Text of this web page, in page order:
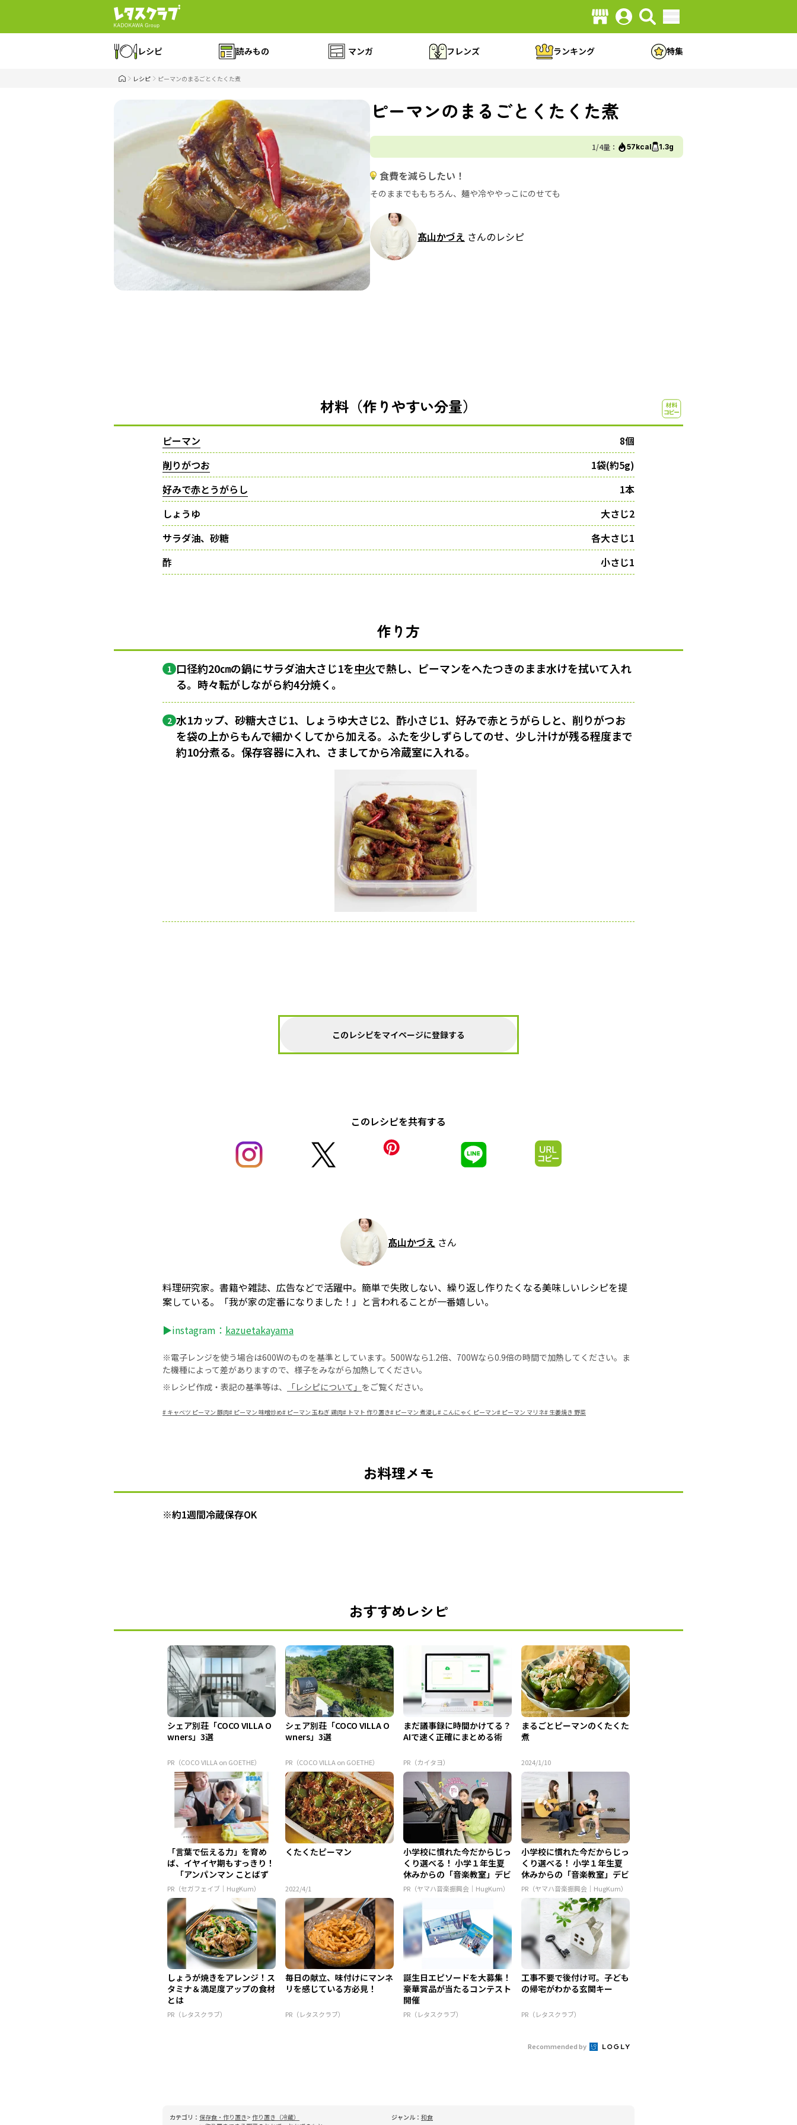
レシピ 読みもの マンガ フレンズ ランキング 特集
レシピ ピーマンのまるごとくたくた煮
ピーマンのまるごとくたくた煮
1/4量： 57kcal 1.3g
食費を減らしたい！
そのままでももちろん、麺や冷ややっこにのせても
髙山かづえ さんのレシピ
材料（作りやすい分量）
ピーマン
8個
削りがつお
1袋(約5g)
好みで赤とうがらし
1本
しょうゆ
大さじ2
サラダ油、砂糖
各大さじ1
酢
小さじ1
作り方
1 口径約20㎝の鍋にサラダ油大さじ1を中火で熱し、ピーマンをへたつきのまま水けを拭いて入れ
る。時々転がしながら約4分焼く。
2 水1カップ、砂糖大さじ1、しょうゆ大さじ2、酢小さじ1、好みで赤とうがらしと、削りがつお
を袋の上からもんで細かくしてから加える。ふたを少しずらしてのせ、少し汁けが残る程度まで
約10分煮る。保存容器に入れ、さましてから冷蔵室に入れる。
このレシピをマイページに登録する
このレシピを共有する
髙山かづえ さん
料理研究家。書籍や雑誌、広告などで活躍中。簡単で失敗しない、繰り返し作りたくなる美味しいレシピを提
案している。「我が家の定番になりました！」と言われることが一番嬉しい。
▶instagram： kazuetakayama
※電子レンジを使う場合は600Wのものを基準としています。500Wなら1.2倍、700Wなら0.9倍の時間で加熱してください。ま
た機種によって差がありますので、様子をみながら加熱してください。
※レシピ作成・表記の基準等は、
「レシピについて」 をご覧ください。
# キャベツ ピーマン 豚肉# ピーマン 味噌炒め# ピーマン 玉ねぎ 鶏肉# トマト 作り置き# ピーマン 煮浸し# こんにゃく ピーマン# ピーマン マリネ# 生姜焼き 野菜
お料理メモ
※約1週間冷蔵保存OK
おすすめレシピ
シェア別荘「COCO VILLA O
wners」3選
PR（COCO VILLA on GOETHE）
シェア別荘「COCO VILLA O
wners」3選
PR（COCO VILLA on GOETHE）
まだ議事録に時間かけてる？
AIで速く正確にまとめる術
PR（カイタヨ）
まるごとピーマンのくたくた
煮
2024/1/10
「言葉で伝える力」を育め
ば、イヤイヤ期もすっきり！
「アンパンマン ことばず
かん...
PR（セガフェイブ｜HugKum）
くたくたピーマン
2022/4/1
小学校に慣れた今だからじっ
くり選べる！ 小学１年生夏
休みからの「音楽教室」デビ
ュ...
PR（ヤマハ音楽振興会｜HugKum）
小学校に慣れた今だからじっ
くり選べる！ 小学１年生夏
休みからの「音楽教室」デビ
ュ...
PR（ヤマハ音楽振興会｜HugKum）
しょうが焼きをアレンジ！ス
タミナ＆満足度アップの食材
とは
PR（レタスクラブ）
毎日の献立、味付けにマンネ
リを感じている方必見！
PR（レタスクラブ）
誕生日エピソードを大募集！
豪華賞品が当たるコンテスト
開催
PR（レタスクラブ）
工事不要で後付け可。子ども
の帰宅がわかる玄関キー
PR（レタスクラブ）
Recommended by
カテゴリ： 保存食・作り置き
作り置き（冷蔵）
ジャンル： 和食